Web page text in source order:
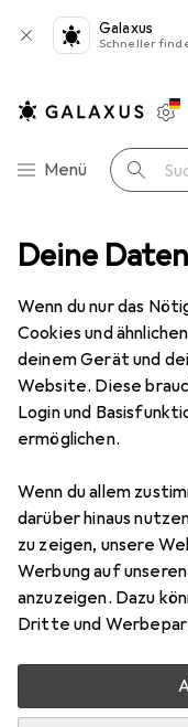
Deine
Wenn du nur das
Cookies und
deinem Gerät und
Website. Diese
Login und
ermöglichen.
Wenn du allem
darüber hinaus
zu zeigen, unsere
Werbung auf
anzuzeigen. Dazu
Dritte und
Galaxus
Schneller
Navigation nach
Menü Suche
Möbel Wohnzimmer
Woood
4-Sitzer
Bewertungen
Aktuell nicht
Benachrichtigen,